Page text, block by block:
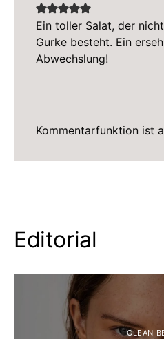
Ein toller Salat, der
Gurke besteht. Ein
Abwechslung!
Kommentarfunktion ist
Editorial
- CLEAN